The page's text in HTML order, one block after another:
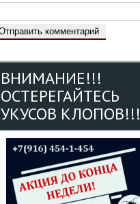
ВНИМАНИЕ!!!
ОСТЕРЕГАЙТЕСЬ
УКУСОВ КЛОПОВ!!!